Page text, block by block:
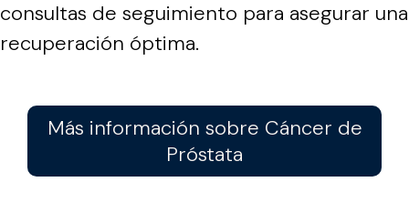
consultas de seguimiento para asegurar una
recuperación óptima.
Más información sobre Cáncer de
Próstata